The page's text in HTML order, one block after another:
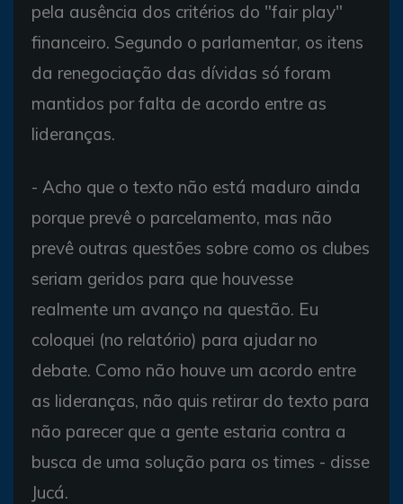
pela ausência dos critérios do "fair play"
financeiro. Segundo o parlamentar, os itens
da renegociação das dívidas só foram
mantidos por falta de acordo entre as
lideranças.
- Acho que o texto não está maduro ainda
porque prevê o parcelamento, mas não
prevê outras questões sobre como os clubes
seriam geridos para que houvesse
realmente um avanço na questão. Eu
coloquei (no relatório) para ajudar no
debate. Como não houve um acordo entre
as lideranças, não quis retirar do texto para
não parecer que a gente estaria contra a
busca de uma solução para os times - disse
Jucá.